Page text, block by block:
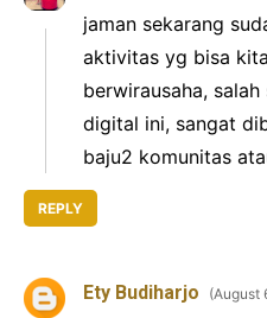
jaman sekarang
aktivitas yg bisa
berwirausaha,
digital ini, sangat
baju2 komunitas
REPLY
Ety Budiharjo August